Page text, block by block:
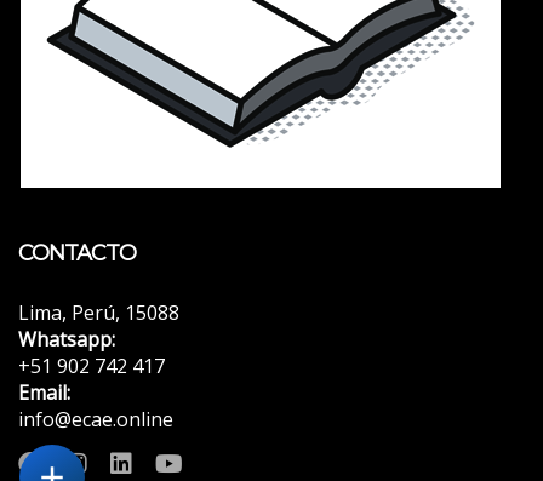
CONTACTO
Lima, Perú, 15088
Whatsapp:
+51 902 742 417
Email:
info@ecae.online